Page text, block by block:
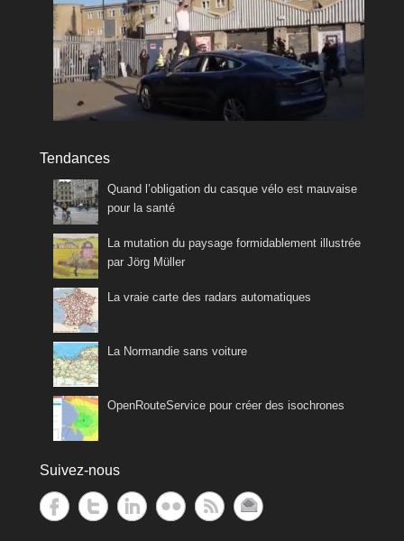
Tendances
Quand l’obligation du casque vélo est mauvaise
pour la santé
La mutation du paysage formidablement illustrée
par Jörg Müller
La vraie carte des radars automatiques
La Normandie sans voiture
OpenRouteService pour créer des isochrones
Suivez-nous